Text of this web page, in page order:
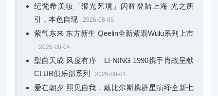
纪梵希美妆「缎光艺境」闪耀登陆上海 光之所
引，本色自现
2026-08-05
紫气东来 东方新生 Qeelin全新紫翡Wulu系列上市
2026-08-04
型自天成 风度有序｜LI-NING 1990携手肖战呈献
CLUB俱乐部系列
2026-08-04
爱在朝夕 照见自我，戴比尔斯携群星演绎全新七